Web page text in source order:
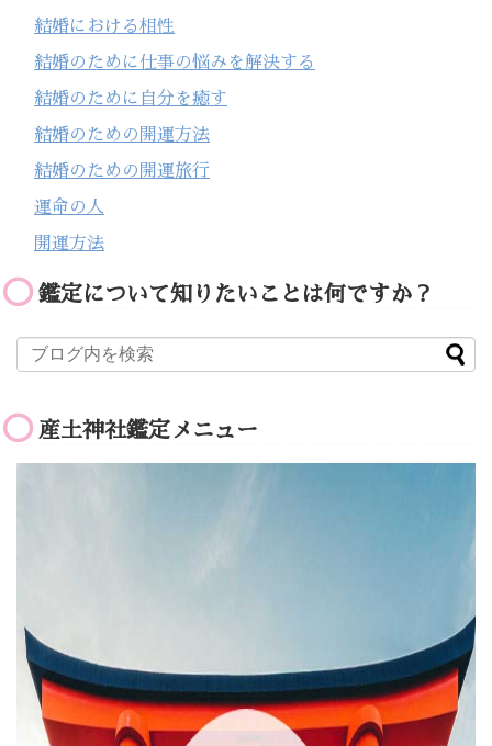
結婚における相性
結婚のために仕事の悩みを解決する
結婚のために自分を癒す
結婚のための開運方法
結婚のための開運旅行
運命の人
開運方法
鑑定について知りたいことは何ですか？
産土神社鑑定メニュー